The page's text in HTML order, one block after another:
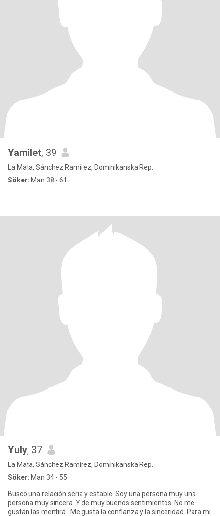
Yamilet, 39
La Mata, Sánchez Ramírez, Dominikanska Rep.
Söker: Man 38 - 61
Yuly, 37
La Mata, Sánchez Ramírez, Dominikanska Rep.
Söker: Man 34 - 55
Busco una relación seria y estable. Soy una persona muy una
persona muy sincera. Y de muy buenos sentimientos. No me
gustan las mentirá . Me gusta la confianza y la sinceridad. Para mi